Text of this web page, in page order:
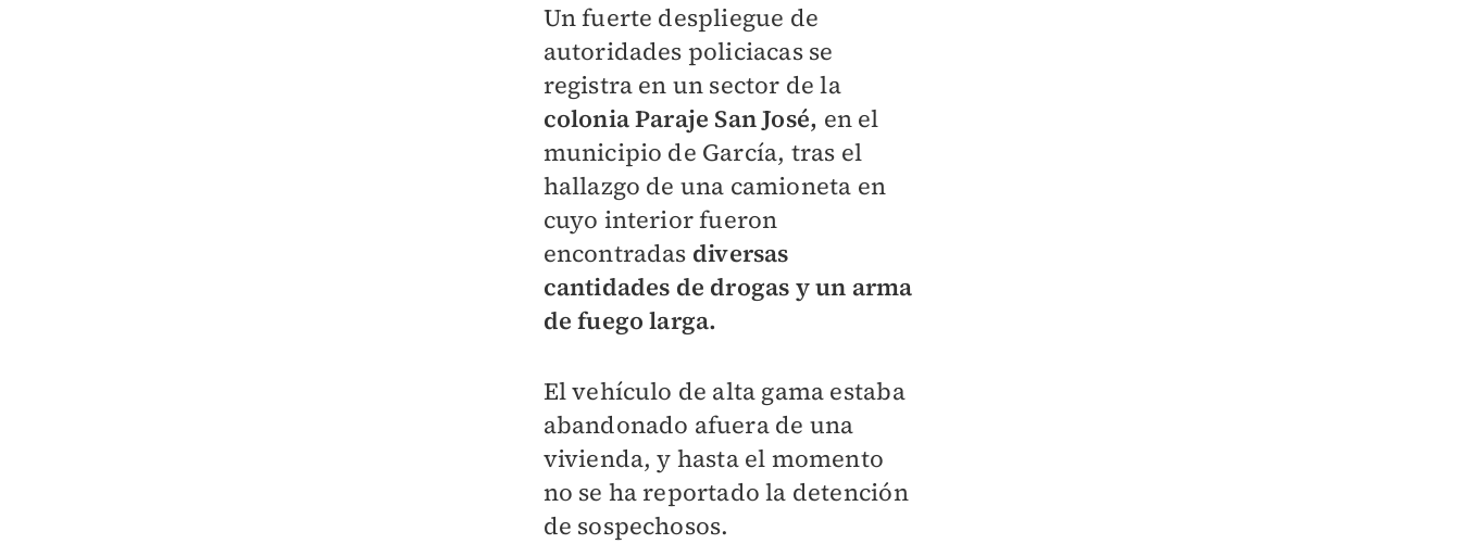
Un fuerte despliegue de
autoridades policiacas se
registra en un sector de la
colonia Paraje San José, en el
municipio de García, tras el
hallazgo de una camioneta en
cuyo interior fueron
encontradas diversas
cantidades de drogas y un arma
de fuego larga.
El vehículo de alta gama estaba
abandonado afuera de una
vivienda, y hasta el momento
no se ha reportado la detención
de sospechosos.